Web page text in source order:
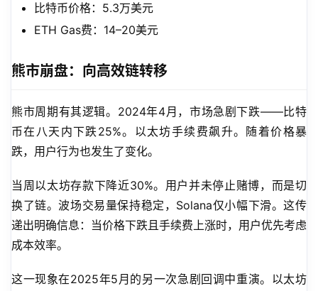
比特币价格：5.3万美元
ETH Gas费：14–20美元
熊市崩盘：向高效链转移
熊市周期有其逻辑。2024年4月，市场急剧下跌——比特
币在八天内下跌25%。以太坊手续费飙升。随着价格暴
跌，用户行为也发生了变化。
当周以太坊存款下降近30%。用户并未停止赌博，而是切
换了链。波场交易量保持稳定，Solana仅小幅下滑。这传
递出明确信息：当价格下跌且手续费上涨时，用户优先考虑
成本效率。
这一现象在2025年5月的另一次急剧回调中重演。以太坊